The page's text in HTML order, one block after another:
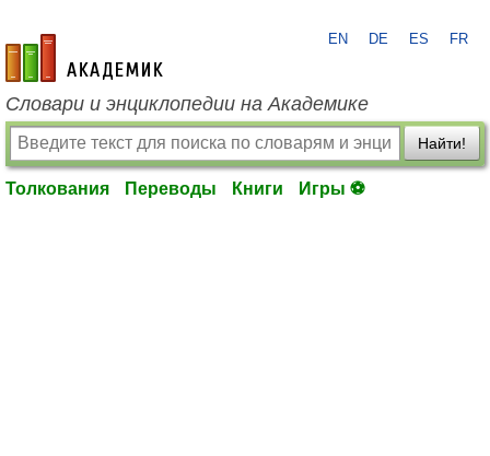
academic.ru
EN DE ES FR
Словари и энциклопедии на Академике
Найти!
Толкования Переводы Книги Игры ⚽